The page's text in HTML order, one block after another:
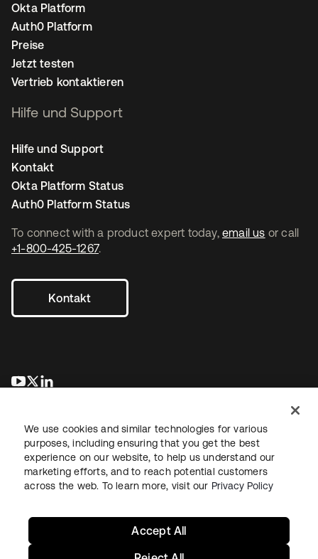
To connect with a product expert today, email us or call
+1-800-425-1267.
Kontakt
wird in einer neuen Registerkarte geöffnet
wird in einer neuen Registerkarte geöffnet
Okta Platform
Auth0 Platform
Preise
Jetzt testen
Vertrieb kontaktieren
Hilfe und Support
Hilfe und Support
Kontakt
Okta Platform Status
Auth0 Platform Status
RechtDatenschutzrichtlinieNutzungsbedingungenSicherheit
We use cookies and similar technologies for various
purposes, including ensuring that you get the best
experience on our website, to help us understand our
marketing efforts, and to reach potential customers
across the web. To learn more, visit our Privacy Policy
Accept All